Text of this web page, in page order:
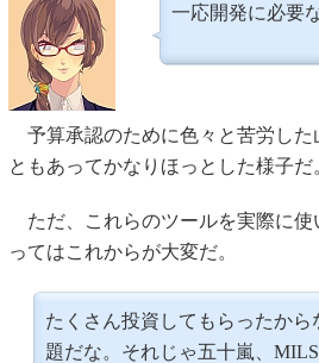
一応開発に必要
予算承認のために色々と苦労した
ともあってかなりほっとした様子だ
ただ、これらのツールを実際に使
ってはこれからが大変だ。
たくさん投資してもらったか
題だな。それじゃ五十嵐、